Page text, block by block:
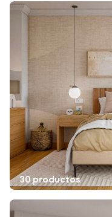
30 productos